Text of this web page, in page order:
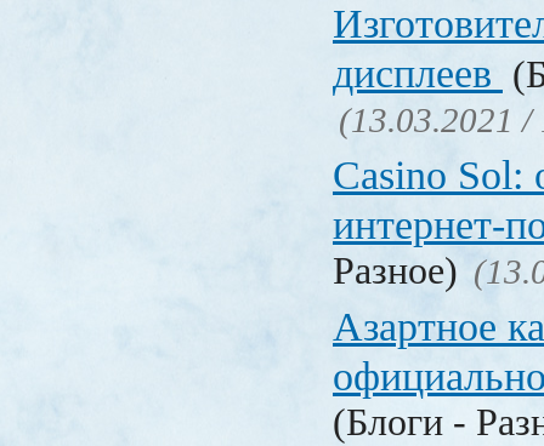
дисплеев
(13.03.2021 /
Casino Sol:
интернет-
Разное)
Азартное
(Блоги -